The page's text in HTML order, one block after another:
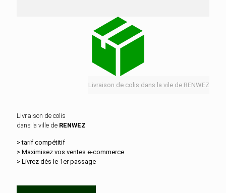
Livraison de colis dans la vile de RENWEZ
Livraison de colis
dans la ville de RENWEZ
> tarif compétitif
> Maximisez vos ventes e‑commerce
> Livrez dès le 1er passage